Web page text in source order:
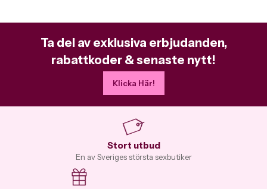
Ta del av exklusiva erbjudanden,
rabattkoder & senaste nytt!
Klicka Här!
Stort utbud
En av Sveriges största sexbutiker